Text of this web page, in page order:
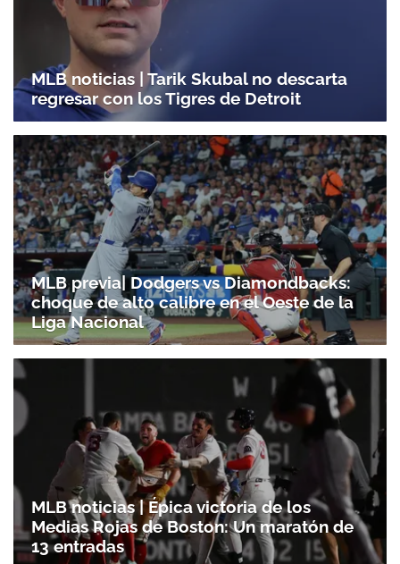
MLB noticias | Tarik Skubal no descarta
regresar con los Tigres de Detroit
MLB previa| Dodgers vs Diamondbacks:
choque de alto calibre en el Oeste de la
Liga Nacional
MLB noticias | Épica victoria de los
Medias Rojas de Boston: Un maratón de
13 entradas